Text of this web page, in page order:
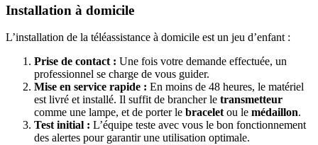
Installation à domicile
L’installation de la téléassistance à domicile est un jeu d’enfant :
Prise de contact : Une fois votre demande effectuée, un
professionnel se charge de vous guider.
Mise en service rapide : En moins de 48 heures, le matériel
est livré et installé. Il suffit de brancher le transmetteur
comme une lampe, et de porter le braceletou le médaillon.
Test initial : L’équipe teste avec vous le bon fonctionnement
des alertes pour garantir une utilisation optimale.